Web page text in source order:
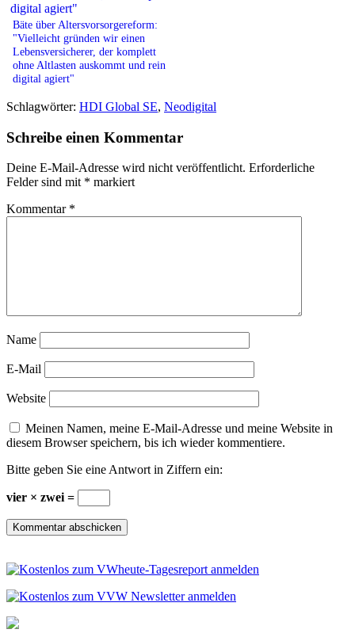
Bäte über Altersvorsorgereform:
"Vielleicht gründen wir einen
Lebensversicherer, der komplett
ohne Altlasten auskommt und rein
digital agiert"
Schlagwörter: HDI Global SE, Neodigital
Schreibe einen Kommentar
Deine E-Mail-Adresse wird nicht veröffentlicht. Erforderliche
Felder sind mit * markiert
Kommentar *
Name
E-Mail
Website
Meinen Namen, meine E-Mail-Adresse und meine Website in
diesem Browser speichern, bis ich wieder kommentiere.
Bitte geben Sie eine Antwort in Ziffern ein:
vier × zwei =